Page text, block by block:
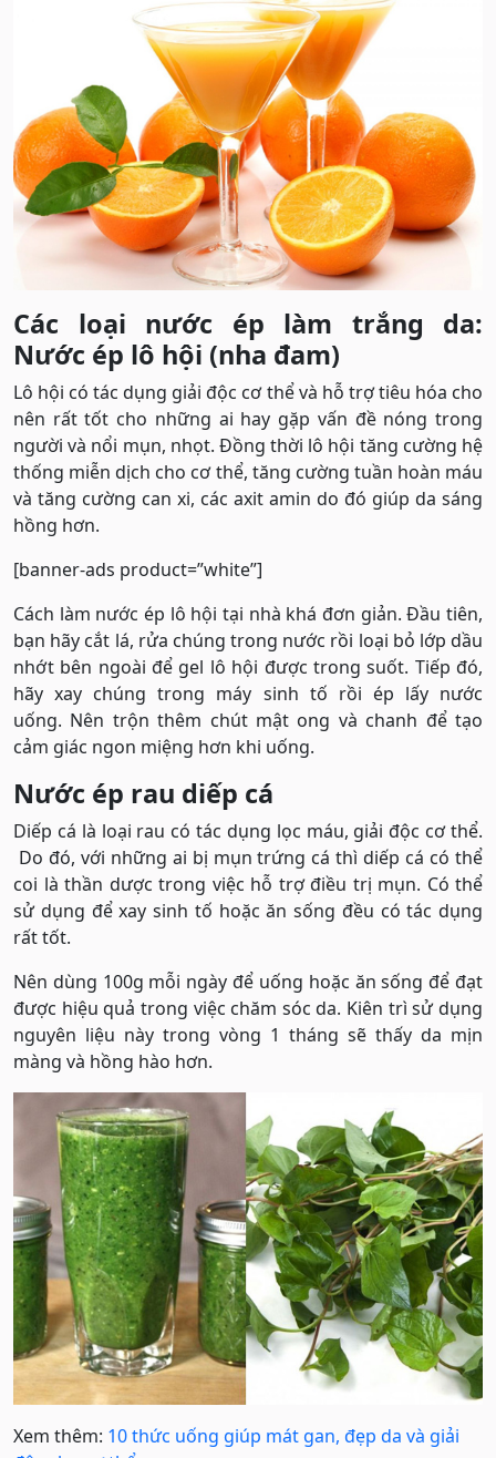
Các loại nước ép làm trắng da:
Nước ép lô hội (nha đam)
Lô hội có tác dụng giải độc cơ thể và hỗ trợ tiêu hóa cho
nên rất tốt cho những ai hay gặp vấn đề nóng trong
người và nổi mụn, nhọt. Đồng thời lô hội tăng cường hệ
thống miễn dịch cho cơ thể, tăng cường tuần hoàn máu
và tăng cường can xi, các axit amin do đó giúp da sáng
hồng hơn.
[banner-ads product=”white”]
Cách làm nước ép lô hội tại nhà khá đơn giản. Đầu tiên,
bạn hãy cắt lá, rửa chúng trong nước rồi loại bỏ lớp dầu
nhớt bên ngoài để gel lô hội được trong suốt. Tiếp đó,
hãy xay chúng trong máy sinh tố rồi ép lấy nước
uống. Nên trộn thêm chút mật ong và chanh để tạo
cảm giác ngon miệng hơn khi uống.
Nước ép rau diếp cá
Diếp cá là loại rau có tác dụng lọc máu, giải độc cơ thể.
Do đó, với những ai bị mụn trứng cá thì diếp cá có thể
coi là thần dược trong việc hỗ trợ điều trị mụn. Có thể
sử dụng để xay sinh tố hoặc ăn sống đều có tác dụng
rất tốt.
Nên dùng 100g mỗi ngày để uống hoặc ăn sống để đạt
được hiệu quả trong việc chăm sóc da. Kiên trì sử dụng
nguyên liệu này trong vòng 1 tháng sẽ thấy da mịn
màng và hồng hào hơn.
Xem thêm: 10 thức uống giúp mát gan, đẹp da và giải